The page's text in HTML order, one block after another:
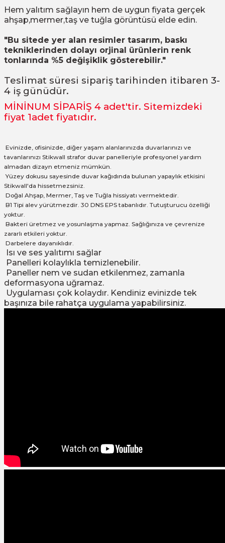
Hem yalıtım sağlayın hem de uygun fiyata gerçek
ahşap,mermer,taş ve tuğla görüntüsü elde edin.
"Bu sitede yer alan resimler tasarım, baskı
tekniklerinden dolayı orjinal ürünlerin renk
tonlarında %5 değişiklik gösterebilir."
Teslimat süresi sipariş tarihinden itibaren 3-
4 iş günüdür.
MİNİNUM SİPARİŞ 4 adet'tir. Sitemizdeki
fiyat 1adet fiyatıdır.
Evinizde, ofisinizde, diğer yaşam alanlarınızda duvarlarınızı ve
tavanlarınızı Stikwall strafor duvar panelleriyle profesyonel yardım
almadan dizayn etmeniz mümkün.
Yüzey dokusu sayesinde duvar kağıdında bulunan yapaylık etkisini
Stikwall'da hissetmezsiniz.
Doğal Ahşap, Mermer, Taş ve Tuğla hissiyatı vermektedir.
B1 Tipi alev yürütmezdir. 30 DNS EPS tabanlıdır. Tutuşturucu özelliği
yoktur.
Bakteri üretmez ve yosunlaşma yapmaz. Sağlığınıza ve çevrenize
zararlı etkileri yoktur.
Darbelere dayanıklıdır.
Isı ve ses yalıtımı sağlar
Panelleri kolaylıkla temizlenebilir.
Paneller nem ve sudan etkilenmez, zamanla
deformasyona uğramaz.
Uygulaması çok kolaydır. Kendiniz evinizde tek
başınıza bile rahatça uygulama yapabilirsiniz.